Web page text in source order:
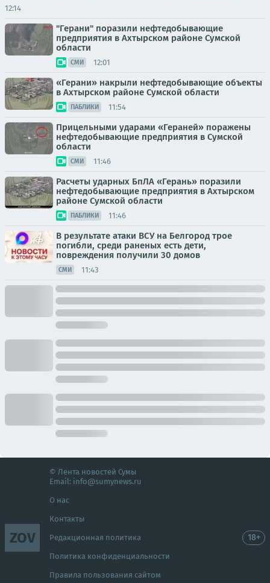
12:14
"Герани" поразили нефтедобывающие
предприятия в Ахтырском районе Сумской
области
СМИ 12:01
«Герани» накрыли нефтедобывающие объекты
в Ахтырском районе Сумской области
ПАБЛИКИ 11:54
Прицельными ударами «Гераней» поражены
нефтедобывающие предприятия в Сумской
области
СМИ 11:46
Расчеты ударных БпЛА «Герань» поразили
нефтедобывающие предприятия в Ахтырском
районе Сумской области
ПАБЛИКИ 11:46
В результате атаки ВСУ на Белгород трое
погибли, среди раненых есть дети,
повреждения получили 30 домов
СМИ 11:43
ZOV
© Лента новостей Сумы
Email: info@sumynews.ru
О нас
Контакты
Редакционная политика
Политика конфиденциальности
Правила пользования сайтом
18+